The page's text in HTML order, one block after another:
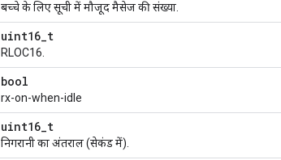
बच्चे के लिए सूची में मौजूद मैसेज की संख्या.
uint16_t
RLOC16.
bool
rx-on-when-idle
uint16_t
निगरानी का अंतराल (सेकंड में).